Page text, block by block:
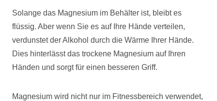
Solange das Magnesium im Behälter ist, bleibt es
flüssig. Aber wenn Sie es auf Ihre Hände verteilen,
verdunstet der Alkohol durch die Wärme Ihrer Hände.
Dies hinterlässt das trockene Magnesium auf Ihren
Händen und sorgt für einen besseren Griff.
Magnesium wird nicht nur im Fitnessbereich verwendet,